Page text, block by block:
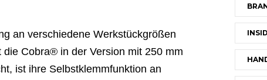
an verschiedene Werkstückgrößen
Cobra® in der Version mit 250 mm
ist ihre Selbstklemmfunktion an